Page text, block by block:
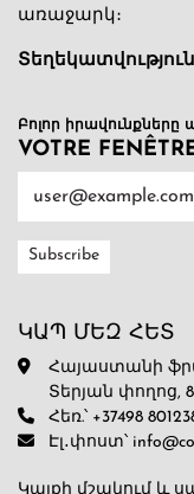
առաջարկ։
Բոլոր իրավունքները
VOTRE
ԿԱՊ ՄԵԶ ՀԵՏ
Հայաստանի
Տերյան փողոց,
Հեռ.՝ +37498
Էլ․փոստ՝
Կայքի մշակում և